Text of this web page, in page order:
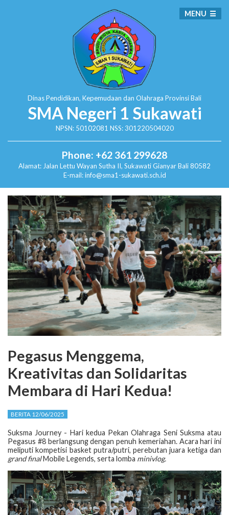
Dinas Pendidikan, Kepemudaan dan Olahraga Provinsi Bali
SMA Negeri 1 Sukawati
NPSN: 50102081 NSS: 301220504020
Phone: +62 361 299628
Alamat: Jalan Lettu Wayan Sutha II, SukawatiGianyar Bali 80582
E-mail: info@sma1-sukawati.sch.id
MENU
Pegasus Menggema,
Kreativitas dan Solidaritas
Membara di Hari Kedua!
BERITA 12/06/2025
Suksma Journey - Hari kedua Pekan Olahraga Seni Suksma atau
Pegasus #8 berlangsung dengan penuh kemeriahan. Acara hari ini
meliputi kompetisi basket putra/putri, perebutan juara ketiga dan
grand finalMobile Legends, serta lomba minivlog.